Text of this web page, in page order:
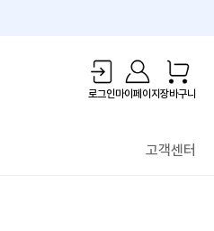
로그인마이페이지장바구니
고객센터